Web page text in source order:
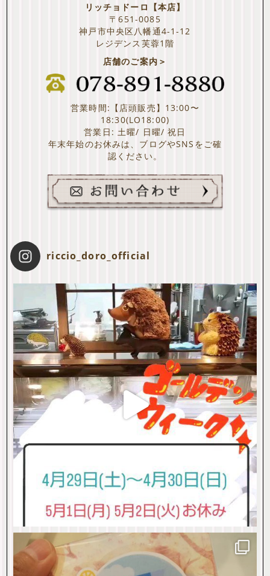
リッチョドーロ【本店】
〒651-0085
神戸市中央区八幡通4-1-12
レジデンス芙蓉1階
店舗のご案内＞
営業時間:【店頭販売】13:00〜
18:30(LO18:00)
営業日: 土曜/ 日曜/ 祝日
年末年始のお休みは、ブログやSNSをご確
認ください。
riccio_doro_official